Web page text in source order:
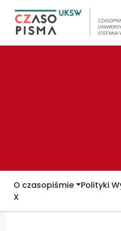
O czasopiśmie Polityki
X